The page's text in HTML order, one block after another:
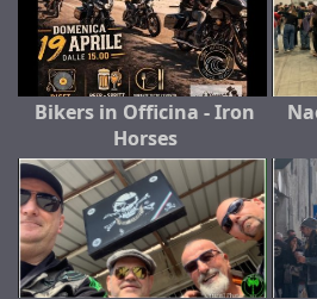
Bikers in Officina - Iron
Horses